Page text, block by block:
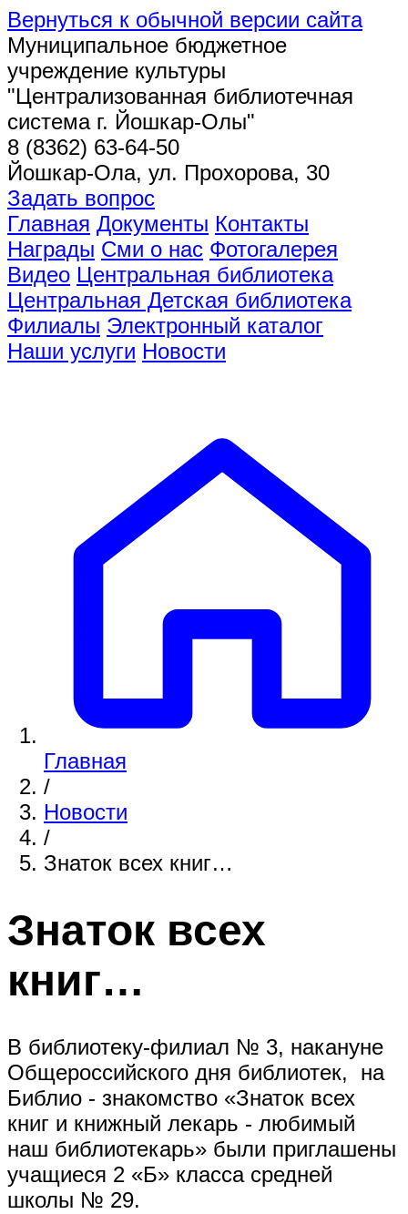
Вернуться к обычной версии сайта
Муниципальное бюджетное
учреждение культуры
"Централизованная библиотечная
система г. Йошкар-Олы"
8 (8362) 63-64-50
Йошкар-Ола, ул. Прохорова, 30
Задать вопрос
Главная Документы Контакты
Награды Сми о нас Фотогалерея
Видео Центральная библиотека
Центральная Детская библиотека
Филиалы Электронный каталог
Наши услуги Новости
Главная
/
Новости
/
Знаток всех книг…
Знаток всех
книг…
В библиотеку-филиал № 3, накануне
Общероссийского дня библиотек, на
Библио - знакомство «Знаток всех
книг и книжный лекарь - любимый
наш библиотекарь» были приглашены
учащиеся 2 «Б» класса средней
школы № 29.